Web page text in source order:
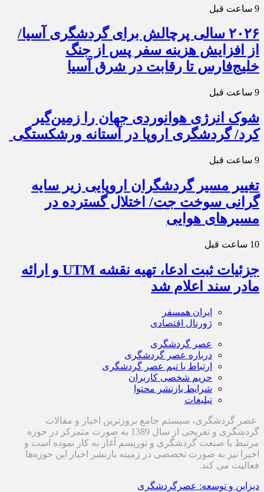
9 ساعت قبل
۲۰۲۶ سالی پرچالش برای گردشگری آسیا/
از افزایش هزینه سفر پس از جنگ
خلیج‌فارس تا رقابت در شرق آسیا
9 ساعت قبل
شوک انرژی هوانوردی جهان را زمین‌گیر
کرد/ گردشگری اروپا در آستانه ورشکستگی
9 ساعت قبل
تغییر مسیر گردشگران اروپایی زیر سایه
گرانی سوخت جت/ اختلال گسترده در
مسیرهای هوایی
10 ساعت قبل
جزئیات ثبت ادعا، تهیه نقشه UTM و ارائه
مادر سند اعلام شد
ایران همسفر
ژورنال اقتصادی
عصر گردشگری
درباره عصر گردشگری
ارتباط با تیم عصر گردشگری
حریم شخصی کاربران
شرایط بازنشر محتوا
تبلیغات
عصر گردشگری، سیستم جامع بروزترین اخبار و مقالات
گردشگری و تفریحی از سال 1389 به صورت متمرکز در حوزه
مرتبط با صنعت گردشگری و توریسم آغاز به کار نموده است و
اخیرا نیز به صورت تخصصی در زمینه بازنشر اخبار این حوزه‌ها
فعالیت می کند.
دیزاین و توسعه: عصرگردشگری